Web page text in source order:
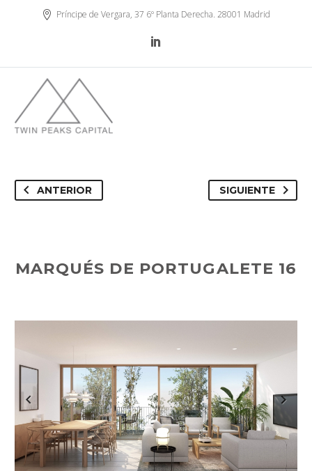
Príncipe de Vergara, 37 6º Planta Derecha. 28001 Madrid
ANTERIOR SIGUIENTE
MARQUÉS DE PORTUGALETE 16
Previous Next